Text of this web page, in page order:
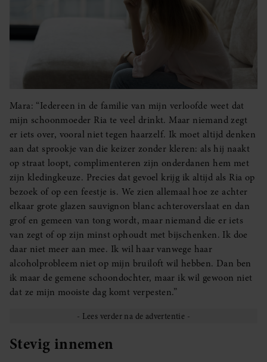
Mara: “Iedereen in de familie van mijn verloofde weet dat
mijn schoonmoeder Ria te veel drinkt. Maar niemand zegt
er iets over, vooral niet tegen haarzelf. Ik moet altijd denken
aan dat sprookje van die keizer zonder kleren: als hij naakt
op straat loopt, complimenteren zijn onderdanen hem met
zijn kledingkeuze. Precies dat gevoel krijg ik altijd als Ria op
bezoek of op een feestje is. We zien allemaal hoe ze achter
elkaar grote glazen sauvignon blanc achteroverslaat en dan
grof en gemeen van tong wordt, maar niemand die er iets
van zegt of op zijn minst ophoudt met bijschenken. Ik doe
daar niet meer aan mee. Ik wil haar vanwege haar
alcoholprobleem niet op mijn bruiloft wil hebben. Dan ben
ik maar de gemene schoondochter, maar ik wil gewoon niet
dat ze mijn mooiste dag komt verpesten.”
Stevig innemen